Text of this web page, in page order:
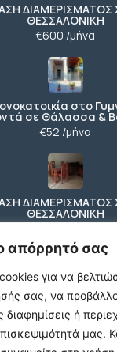
απόρρητό σας
για να
σας, να
διαφημίσεις ή
μας.
ΔΙΑΜΕΡΙΣΜΑΤΟΣ
ΘΕΣΣΑΛΟΝΙΚΗ
€600 /μήνα
στο
σε Θάλασσα &
€52 /μήνα
ΔΙΑΜΕΡΙΣΜΑΤΟΣ
ΘΕΣΣΑΛΟΝΙΚΗ
Μ480
Ευοσμο
€500 /μήνα